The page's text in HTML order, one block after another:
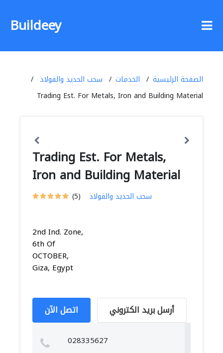
Buildeey
الصفحة الرئيسية الخدمات
سحب الحديد والفولاذ
Trading Est. For Metals, Iron and Building Material
Trading Est. For Metals,
Iron and Building Material
(5) سحب الحديد والفولاذ
2nd Ind. Zone,
6th Of
OCTOBER,
Giza, Egypt
اتصل الآن أرسل بريد الكتروني
028335627